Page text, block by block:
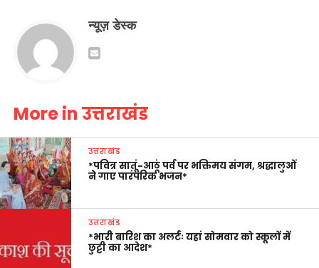
न्यूज़ डेस्क
More in उत्तराखंड
उत्तराखंड
*पवित्र सातूं-आठूं पर्व पर भक्तिमय संगम, श्रद्धालुओं
ने गाए पारंपरिक भजन*
उत्तराखंड
*भारी बारिश का अलर्टः यहां सोमवार को स्कूलों में
छुट्टी का आदेश*